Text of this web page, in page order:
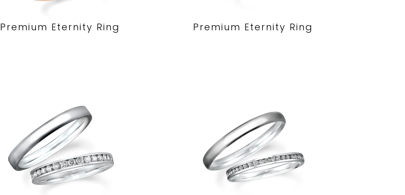
Premium Eternity Ring Premium Eternity Ring